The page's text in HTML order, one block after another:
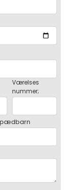
Værelses
nummer;